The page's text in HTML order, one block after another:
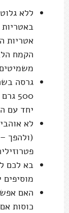
ללא
אטריות
הקמח
500
יחד עם
לא
(ולהפך
בא לכם
כוסות